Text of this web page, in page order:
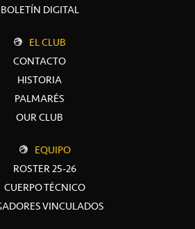
BOLETÍN DIGITAL
EL CLUB
CONTACTO
HISTORIA
PALMARÉS
OUR CLUB
EQUIPO
ROSTER 25-26
CUERPO TÉCNICO
VINCULADOS